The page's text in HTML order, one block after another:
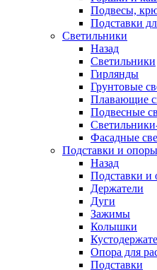
Подвесы,
Подставки
Светильники
Назад
Светильники
Гирлянды
Грунтовые
Плавающие
Подвесные
Фасадные
Подставки и
Назад
Подставки и
Держатели
Дуги
Зажимы
Колышки
Опора для
Подставки